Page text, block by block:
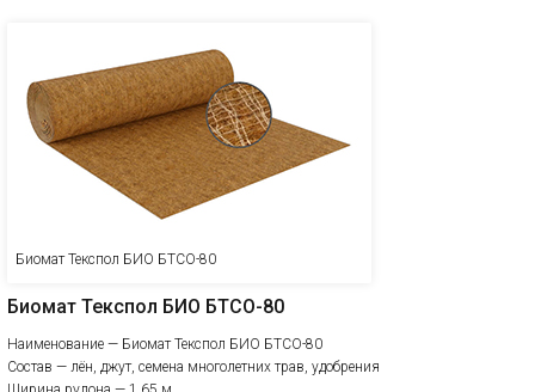
Биомат Текспол БИО БТСО-80
Биомат Текспол БИО БТСО-80
Наименование — Биомат Текспол БИО БТСО-80
Состав — лён, джут, семена многолетних трав, удобрения